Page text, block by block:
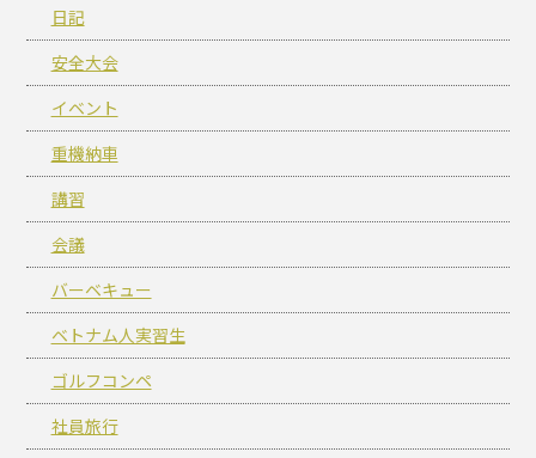
日記
安全大会
イベント
重機納車
講習
会議
バーベキュー
ベトナム人実習生
ゴルフコンペ
社員旅行